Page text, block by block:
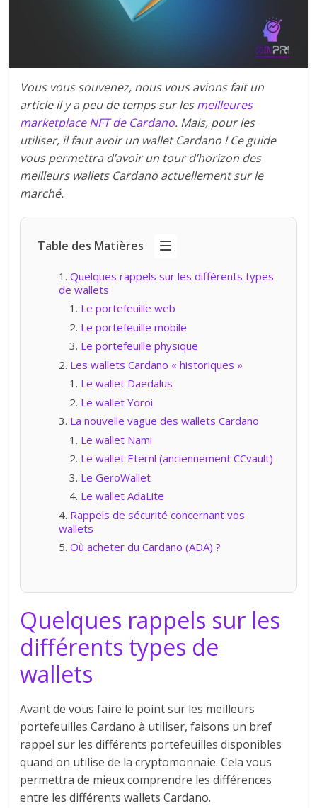
Vous vous souvenez, nous vous avions fait un
article il y a peu de temps sur lesmeilleures
marketplace NFT de Cardano. Mais, pour les
utiliser, il faut avoir un wallet Cardano ! Ce guide
vous permettra d’avoir un tour d’horizon des
meilleurs wallets Cardano actuellement sur le
marché.
Table des Matières
Quelques rappels sur les différents types
de wallets
Le portefeuille web
Le portefeuille mobile
Le portefeuille physique
Les wallets Cardano « historiques »
Le wallet Daedalus
Le wallet Yoroi
La nouvelle vague des wallets Cardano
Le wallet Nami
Le wallet Eternl (anciennement CCvault)
Le GeroWallet
Le wallet AdaLite
Rappels de sécurité concernant vos
wallets
Où acheter du Cardano (ADA) ?
Quelques rappels sur les
différents types de
wallets
Avant de vous faire le point sur les meilleurs
portefeuilles Cardano à utiliser, faisons un bref
rappel sur les différents portefeuilles disponibles
quand on utilise de la cryptomonnaie. Cela vous
permettra de mieux comprendre les différences
entre les différents wallets Cardano.